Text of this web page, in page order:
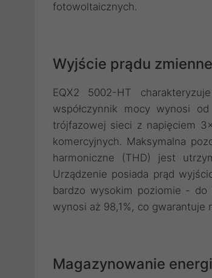
fotowoltaicznych.
Wyjście prądu
EQX2 5002-HT
współczynnik mocy wynosi
trójfazowej sieci z napięciem
komercyjnych. Maksymalna
harmoniczne (THD) jest
Urządzenie posiada prąd
bardzo wysokim poziomie - do
wynosi aż 98,1%, co
Magazynowanie